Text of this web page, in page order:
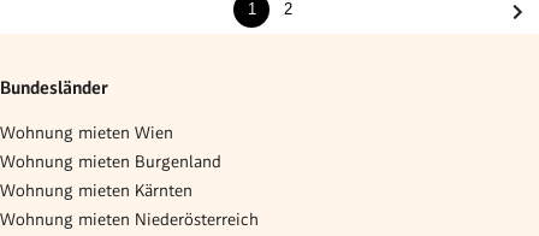
1 2
Bundesländer
Wohnung mieten Wien
Wohnung mieten Burgenland
Wohnung mieten Kärnten
Wohnung mieten Niederösterreich